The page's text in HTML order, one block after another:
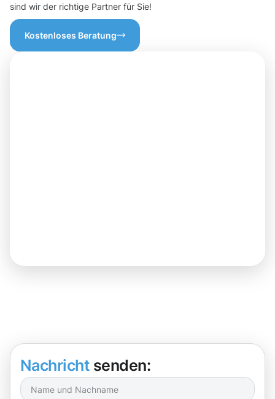
sind wir der richtige Partner für Sie!
Kostenloses Beratung
Nachricht senden: